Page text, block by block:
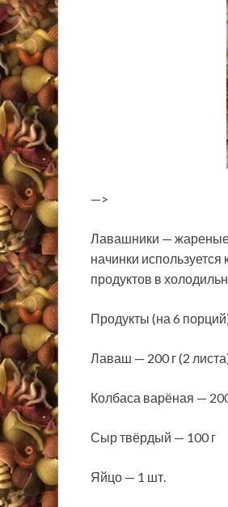
—>
Лавашники — жареные
начинки
продуктов в
Продукты (на 6
Лаваш — 200 г (2
Колбаса варёная —
Сыр твёрдый — 100 г
Яйцо — 1 шт.